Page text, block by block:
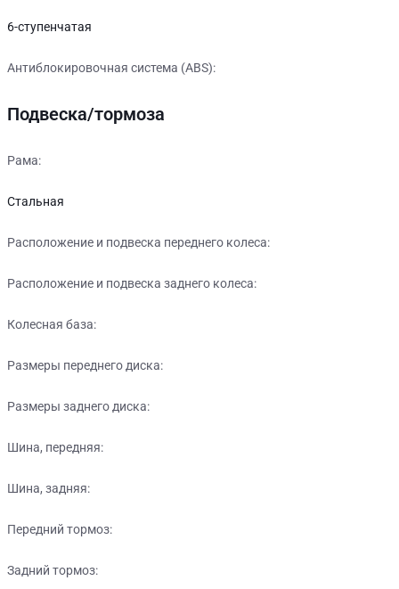
6-ступенчатая
Антиблокировочная система (ABS):
Подвеска/тормоза
Рама:
Стальная
Расположение и подвеска переднего колеса:
Расположение и подвеска заднего колеса:
Колесная база:
Размеры переднего диска:
Размеры заднего диска:
Шина, передняя:
Шина, задняя:
Передний тормоз:
Задний тормоз: